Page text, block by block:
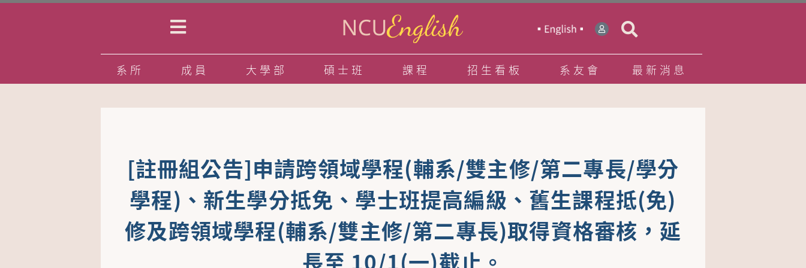
系所 成員 大學部 碩士班 課程 招生看板 系友會 最新消息
[註冊組公告]申請跨領域學程(輔系/雙主修/第二專長/學分
學程)、新生學分抵免、學士班提高編級、舊生課程抵(免)
修及跨領域學程(輔系/雙主修/第二專長)取得資格審核，延
長至 10/1(一)截止。